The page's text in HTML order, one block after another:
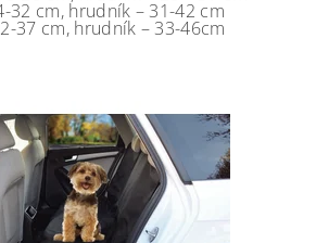
32 cm, hrudník – 31-42 cm
37 cm, hrudník – 33-46cm